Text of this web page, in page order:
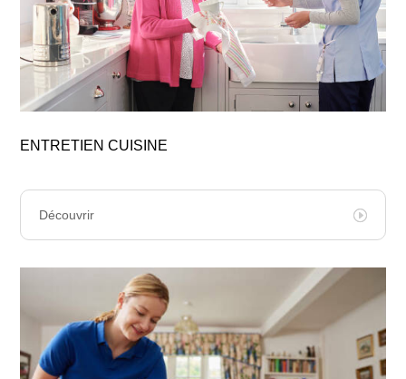
ENTRETIEN CUISINE
Découvrir